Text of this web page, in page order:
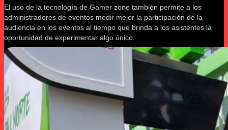
El uso de la tecnología de Gamer zone también permite a los
administradores de eventos medir mejor la participación de la
audiencia en los eventos al tiempo que brinda a los asistentes la
oportunidad de experimentar algo único.